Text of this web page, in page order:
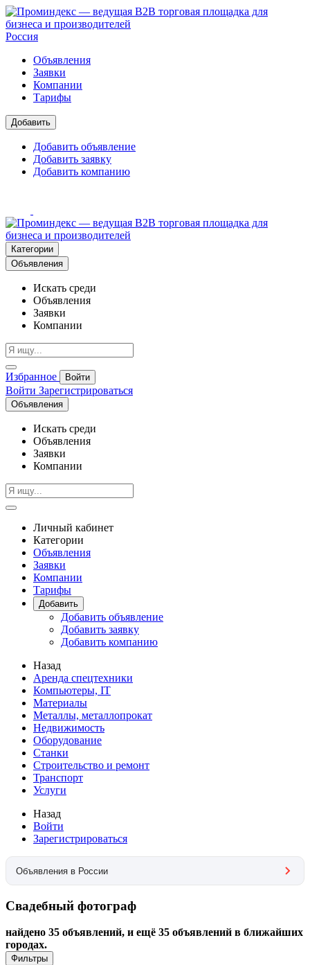
Россия
Объявления
Заявки
Компании
Тарифы
Добавить
Добавить объявление
Добавить заявку
Добавить компанию
Категории
Объявления
Искать среди
Объявления
Заявки
Компании
Избранное Войти
Войти Зарегистрироваться
Объявления
Искать среди
Объявления
Заявки
Компании
Личный кабинет
Категории
Объявления
Заявки
Компании
Тарифы
Добавить
Добавить объявление
Добавить заявку
Добавить компанию
Назад
Аренда спецтехники
Компьютеры, IT
Материалы
Металлы, металлопрокат
Недвижимость
Оборудование
Станки
Строительство и ремонт
Транспорт
Услуги
Назад
Войти
Зарегистрироваться
Объявления в России
Свадебный фотограф
найдено 35 объявлений, и ещё 35 объявлений в ближайших
городах.
Фильтры